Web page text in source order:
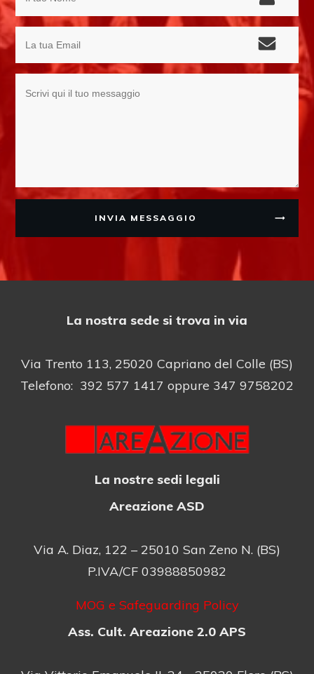
INVIA MESSAGGIO
La nostra sede si trova in via
Via Trento 113, 25020 Capriano del Colle (BS)
Telefono: 392 577 1417 oppure 347 9758202
La nostre sedi legali
Areazione ASD
Via A. Diaz, 122 – 25010 San Zeno N. (BS)
P.IVA/CF 03988850982
MOG e Safeguarding Policy
Ass. Cult. Areazione 2.0 APS